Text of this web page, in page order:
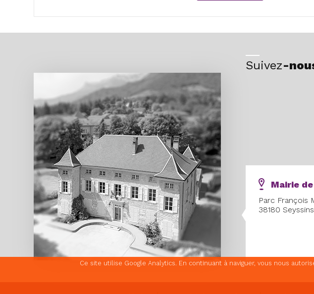
Ce site utilise Google Analytics. En continuant à naviguer, vous nous
Suivez-
Mairie
Parc François
38180 Seyssins